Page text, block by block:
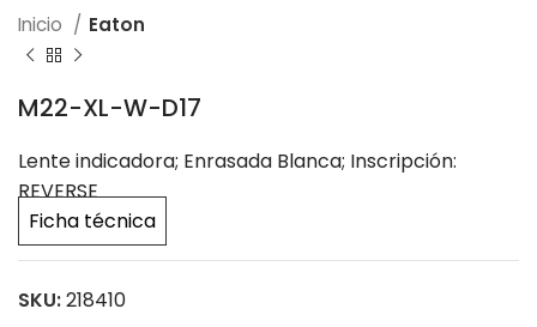
Inicio Eaton
M22-XL-W-D17
Lente indicadora; Enrasada Blanca; Inscripción:
REVERSE
Ficha técnica
SKU:218410